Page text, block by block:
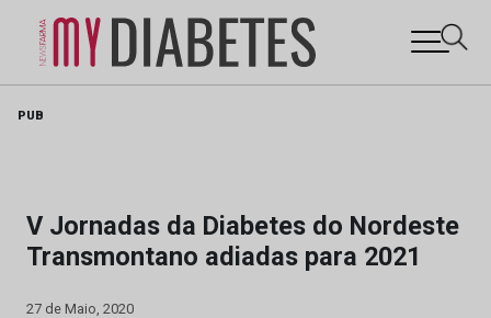
PUB
V Jornadas da Diabetes do Nordeste
Transmontano adiadas para 2021
27 de Maio, 2020